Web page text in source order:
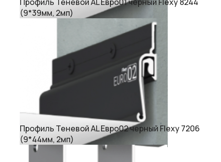
(9*39мм, 2мп)
Профиль Теневой AL Евро02 черный Flexy 7206
(9*44мм, 2мп)